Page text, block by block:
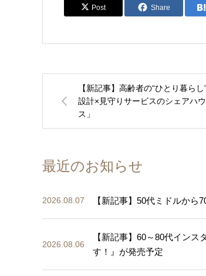
Post Share
【新記事】高齢者の“ひとり暮ら
設計×見守りサービスのシェアハ
ス」
最近のお知らせ
2026.08.07 【新記事】50代ミドルから
2026.08.06
【新記事】60～80代イン
す！』が発売予定